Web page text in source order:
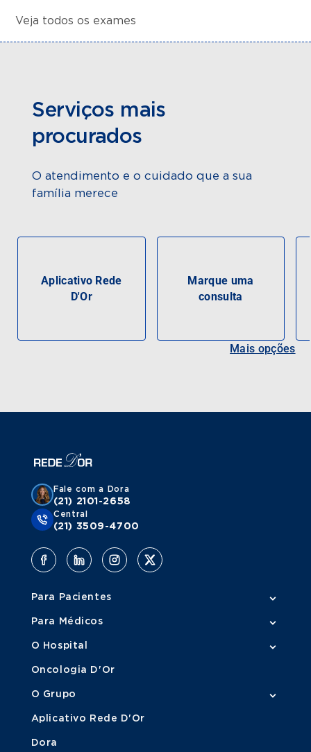
Veja todos os exames
Serviços mais
procurados
O atendimento e o cuidado que a sua
família merece
Aplicativo Rede
D'Or
Marque uma
consulta
Mais opções
Fale com a Dora
(21) 2101-2658
Central
(21) 3509-4700
Para Pacientes
Para Médicos
O Hospital
Oncologia D'Or
O Grupo
Aplicativo Rede D'Or
Dora